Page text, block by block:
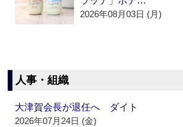
2026年08月03日 (月)
人事・組織
大津賀会長が退任へ ダイト
2026年07月24日 (金)